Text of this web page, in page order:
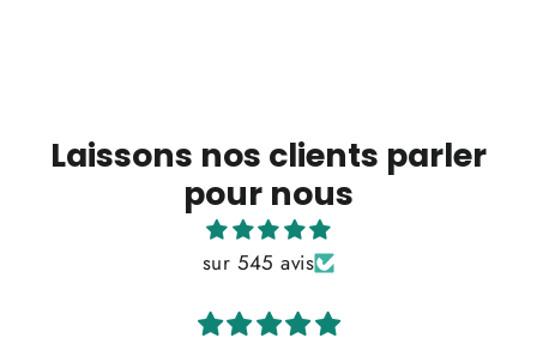
Laissons nos clients parler
pour nous
sur 545 avis